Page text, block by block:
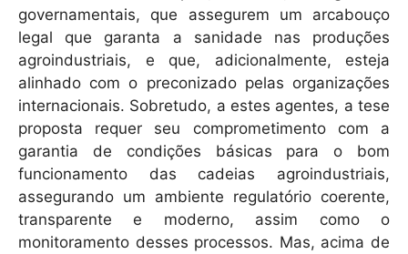
governamentais, que assegurem um arcabouço
legal que garanta a sanidade nas produções
agroindustriais, e que, adicionalmente, esteja
alinhado com o preconizado pelas organizações
internacionais. Sobretudo, a estes agentes, a tese
proposta requer seu comprometimento com a
garantia de condições básicas para o bom
funcionamento das cadeias agroindustriais,
assegurando um ambiente regulatório coerente,
transparente e moderno, assim como o
monitoramento desses processos. Mas, acima de